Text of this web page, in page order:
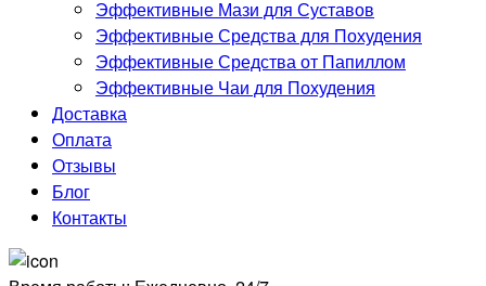
Эффективные Мази для Суставов
Эффективные Средства для Похудения
Эффективные Средства от Папиллом
Эффективные Чаи для Похудения
Доставка
Оплата
Отзывы
Блог
Контакты